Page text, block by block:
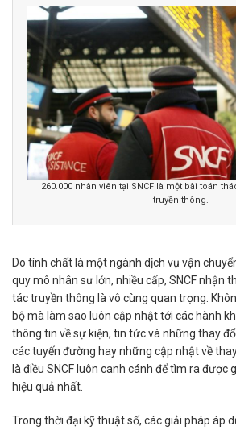
260.000 nhân viên tại SNCF là một bài toán
truyền thông.
Do tính chất là một ngành dịch vụ vận
quy mô nhân sư lớn, nhiều cấp, SNCF nhận
tác truyền thông là vô cùng quan trọng.
bộ mà làm sao luôn cập nhật tới các hành
thông tin về sự kiện, tin tức và những thay
các tuyến đường hay những cập nhật về
là điều SNCF luôn canh cánh để tìm ra được
hiệu quả nhất.
Trong thời đại kỹ thuật số, các giải pháp áp